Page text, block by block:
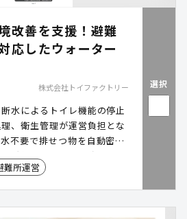
改善を支援！避難
応したウォーター
株式会社トイファクトリー
水によるトイレ機能の停止
、衛生管理が運営負担とな
不要で排せつ物を自動密閉
避難所の生活環境改善を支
イレです。快適なトイレ環
をご紹介します。
難所運営
選択